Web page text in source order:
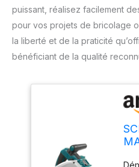
puissant, réalisez facilement
pour vos projets de bricolage
la liberté et de la praticité
bénéficiant de la qualité